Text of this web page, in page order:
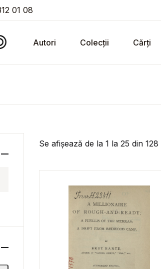
01 08
Autori Colecții Cărți
Se afișează de la 1 la 25 din 128